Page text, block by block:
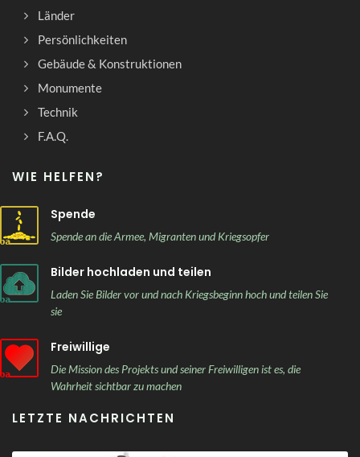
Länder
Persönlichkeiten
Gebäude & Konstruktionen
Monumente
Technik
F.A.Q.
WIE HELFEN?
Spende
Spende an die Armee, Migranten und Kriegsopfer
Bilder hochladen und teilen
Laden Sie Bilder vor und nach Kriegsbeginn hoch und teilen Sie
sie
Freiwillige
Die Mission des Projekts und seiner Freiwilligen ist es, die
Wahrheit sichtbar zu machen
LETZTE NACHRICHTEN